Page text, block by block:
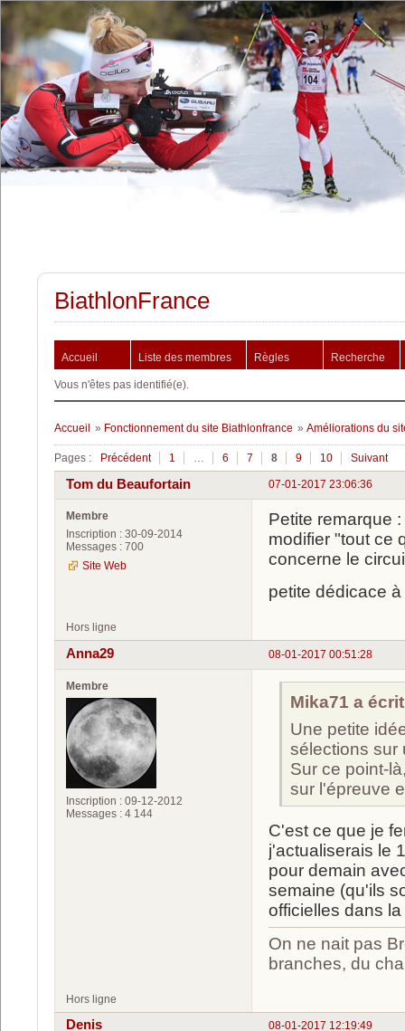
BiathlonFrance
Accueil Liste des membres Règles Recherche
Vous n'êtes pas identifié(e).
Accueil » Fonctionnement du site Biathlonfrance » Améliorations du
Pages : Précédent 1 … 6 7 8 9 10 Suivant
07-01-2017 23:06:36
Tom du Beaufortain
Membre
Inscription : 30-09-2014
Messages : 700
Site Web
Petite remarque
modifier "tout ce
concerne le
petite dédicace
Hors ligne
08-01-2017 00:51:28
Anna29
Membre
Inscription : 09-12-2012
Messages : 4 144
Mika71 a
Une petite
sélections sur
Sur ce point-
sur l'épreuve
C'est ce que je
j'actualiserais le
pour demain
semaine (qu'ils
officielles dans
On ne nait pas
branches, du
Hors ligne
08-01-2017 12:19:49
Denis